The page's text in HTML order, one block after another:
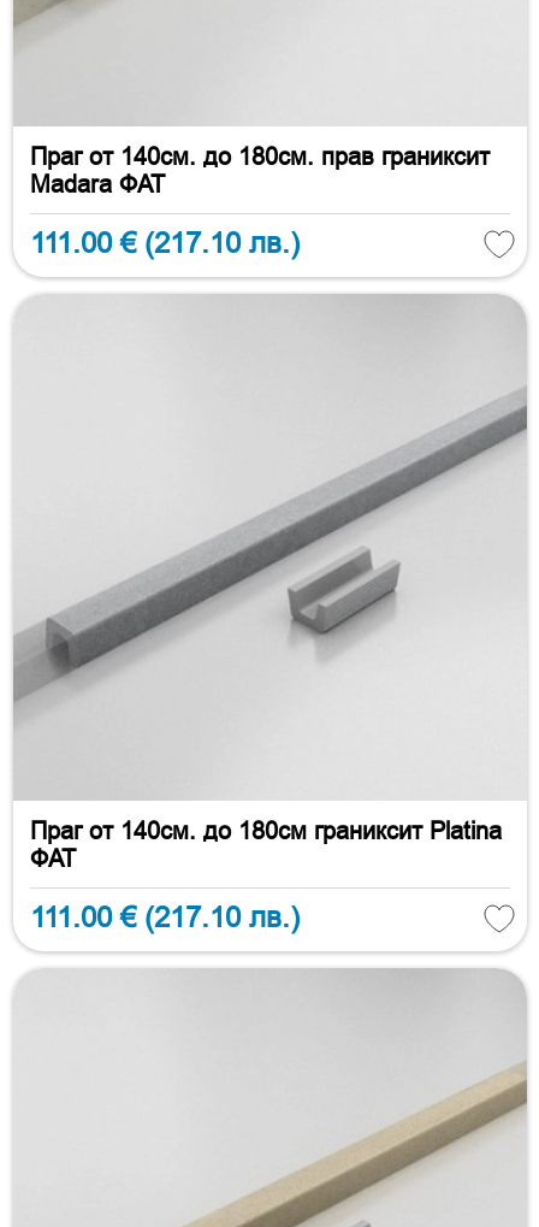
Праг от 140см. до 180см. прав граниксит
Madara ФАТ
111.00 € (217.10 лв.)
Праг от 140см. до 180см граниксит Platina
ФАТ
111.00 € (217.10 лв.)